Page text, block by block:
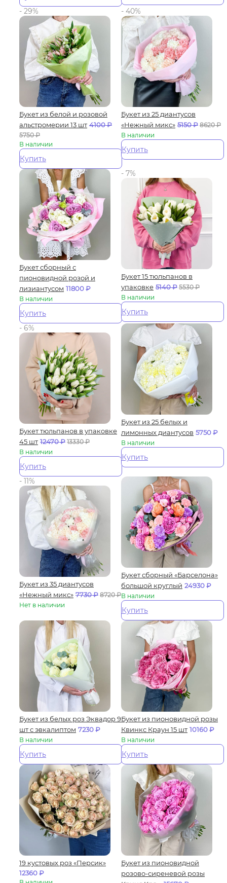
- 29%
Букет из белой и розовой
альстромерии 13 шт 4100₽
5750₽
В наличии
Купить
- 40%
Букет из 25 диантусов
«Нежный микс» 5150₽ 8620₽
В наличии
Купить
Букет сборный с
пионовидной розой и
лизиантусом 11800₽
В наличии
Купить
- 7%
Букет 15 тюльпанов в
упаковке 5140₽ 5530₽
В наличии
Купить
- 6%
Букет тюльпанов в упаковке
45 шт 12470₽ 13330₽
В наличии
Купить
Букет из 25 белых и
лимонных диантусов 5750₽
В наличии
Купить
- 11%
Букет из 35 диантусов
«Нежный микс» 7730₽ 8720₽
Нет в наличии
Букет сборный «Барселона»
большой круглый 24930₽
В наличии
Купить
Букет из белых роз Эквадор 9
шт с эвкалиптом 7230₽
В наличии
Купить
Букет из пионовидной розы
Квинкс Краун 15 шт 10160₽
В наличии
Купить
19 кустовых роз «Персик»
12360₽
Букет из пионовидной
розово-сиреневой розы